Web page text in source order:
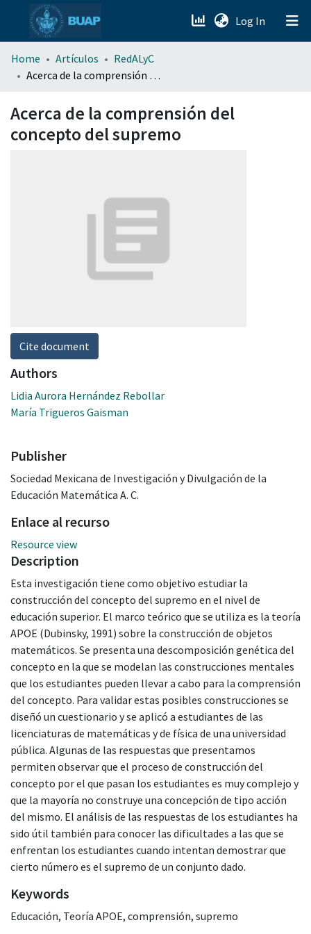
Log In (current)
menu.section.about_menu
Home Artículos
RedALyC
Acerca de la comprensión del concepto del supremo
Acerca de la comprensión del
concepto del supremo
Cite document
Authors
Lidia Aurora Hernández Rebollar
María Trigueros Gaisman
Publisher
Sociedad Mexicana de Investigación y Divulgación de la
Educación Matemática A. C.
Enlace al recurso
Resource view
Description
Esta investigación tiene como objetivo estudiar la
construcción del concepto del supremo en el nivel de
educación superior. El marco teórico que se utiliza es la teoría
APOE (Dubinsky, 1991) sobre la construcción de objetos
matemáticos. Se presenta una descomposición genética del
concepto en la que se modelan las construcciones mentales
que los estudiantes pueden llevar a cabo para la comprensión
del concepto. Para validar estas posibles construcciones se
diseñó un cuestionario y se aplicó a estudiantes de las
licenciaturas de matemáticas y de física de una universidad
pública. Algunas de las respuestas que presentamos
permiten observar que el proceso de construcción del
concepto por el que pasan los estudiantes es muy complejo y
que la mayoría no construye una concepción de tipo acción
del mismo. El análisis de las respuestas de los estudiantes ha
sido útil también para conocer las dificultades a las que se
enfrentan los estudiantes cuando intentan demostrar que
cierto número es el supremo de un conjunto dado.
Keywords
Educación, Teoría APOE, comprensión, supremo